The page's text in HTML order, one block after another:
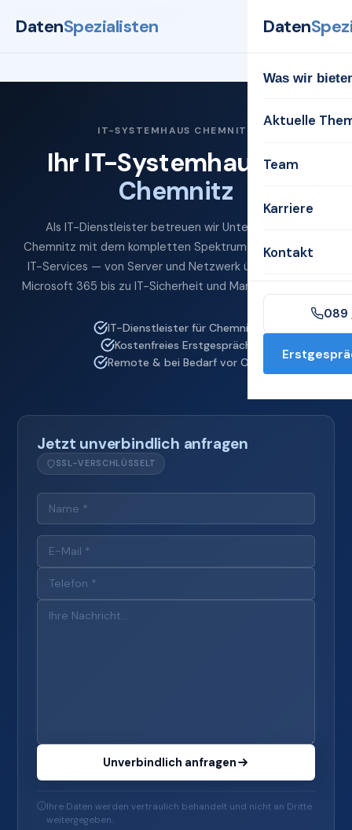
DatenSpezialisten Daten
Was wir
Aktuelle
Team
Karriere
Kontakt
089
IT-SYSTEMHAUS CHEMNITZ
Ihr IT-Systemhaus für
Chemnitz
Als IT-Dienstleister betreuen wir Unternehmen in
Chemnitz mit dem kompletten Spektrum professioneller
IT-Services — von Server und Netzwerk über Cloud und
Microsoft 365 bis zu IT-Sicherheit und Managed Services.
IT-Dienstleister für Chemnitz
Kostenfreies Erstgespräch
Remote & bei Bedarf vor Ort
Jetzt unverbindlich anfragen
SSL-VERSCHLÜSSELT
Unverbindlich anfragen
Ihre Daten werden vertraulich behandelt und nicht an Dritte
weitergegeben.